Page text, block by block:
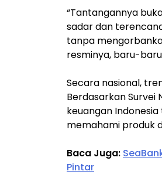
“Tantangannya
sadar dan
tanpa
resminya, baru-baru
Secara nasional,
Berdasarkan Survei
keuangan
memahami produk
Baca Juga:
Pintar